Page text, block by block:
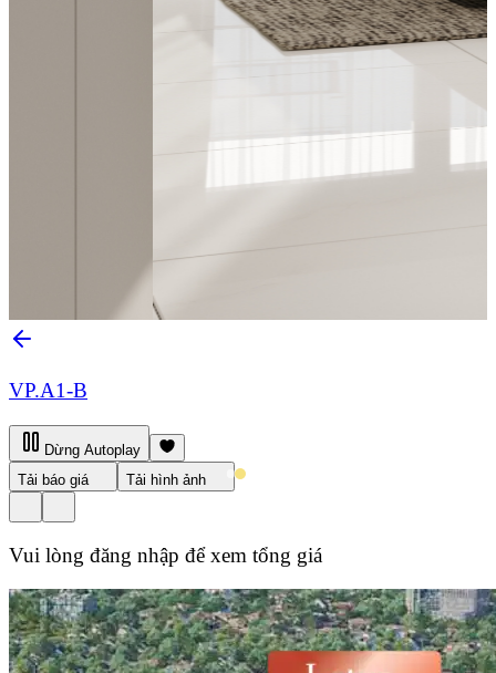
VP.A1-B
Dừng Autoplay
Tải báo giá
Tải hình ảnh
Vui lòng đăng nhập để xem tổng giá